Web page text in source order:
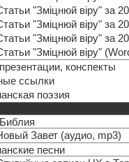
"Зміцнюй віру" за
"Зміцнюй віру" за
"Зміцнюй віру" за
"Зміцнюй віру"
конспекты
ccылки
поэзия
Завет (аудио, mp3)
песни